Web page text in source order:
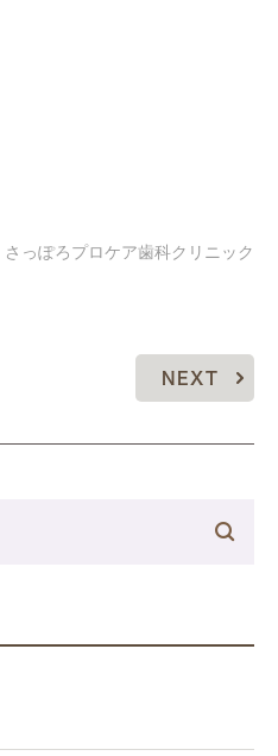
さっぽろプロケア歯科クリニック
NEXT